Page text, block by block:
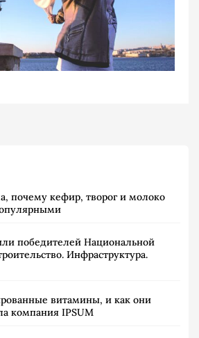
почему кефир, творог и молоко
победителей Национальной
Инфраструктура.
витамины, и как они
компания IPSUM